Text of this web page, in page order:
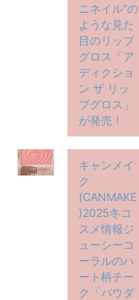
ニネイル”の
ような見た
目のリップ
グロス「ア
ディクショ
ン ザ リッ
プグロス」
が発売！
キャンメイ
ク
(CANMAKE
)2025冬コ
スメ情報ジ
ューシーコ
ーラルのハ
ート柄チー
ク「パウダ